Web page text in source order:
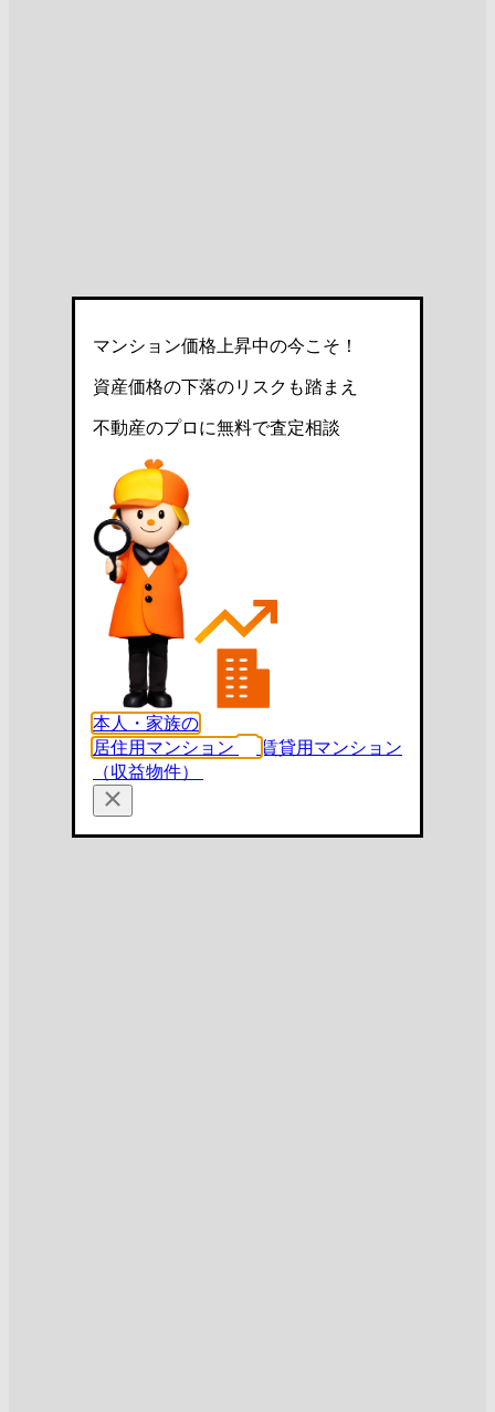
マンション価格上昇中の今こそ！
資産価格の下落のリスクも踏まえ
不動産のプロに無料で査定相談
本人・家族の
居住用マンション
賃貸用マンション
（収益物件）